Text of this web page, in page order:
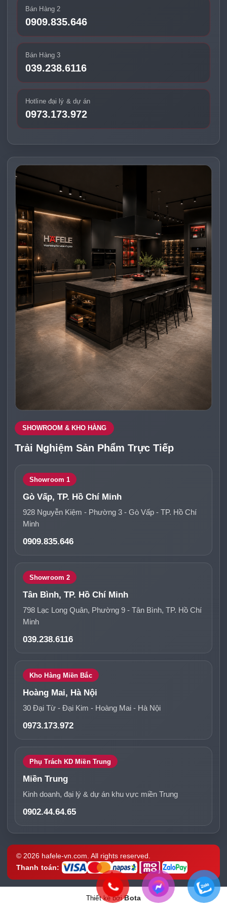
Khách hàng nên đo chiều ngang khu vực lắp máy, chiều
ngang bếp nấu, chiều cao từ mặt bếp đến máy hút mùi, vị trí
ổ điện, trần hoặc tủ bếp phía trên và đường đi ống thoát khí.
Các thông tin này giúp chọn đúng model và tránh phát sinh
lỗi khi lắp đặt.
Bán Hàng 2
0909.835.646
Bán Hàng 3
039.238.6116
Hotline đại lý & dự án
0973.173.972
SHOWROOM & KHO HÀNG
Trải Nghiệm Sản Phẩm Trực Tiếp
Showroom 1
Gò Vấp, TP. Hồ Chí Minh
928 Nguyễn Kiệm - Phường 3 - Gò Vấp - TP. Hồ Chí
Minh
0909.835.646
Showroom 2
Tân Bình, TP. Hồ Chí Minh
798 Lạc Long Quân, Phường 9 - Tân Bình, TP. Hồ Chí
Minh
039.238.6116
Kho Hàng Miền Bắc
Hoàng Mai, Hà Nội
30 Đại Từ - Đại Kim - Hoàng Mai - Hà Nội
0973.173.972
Phụ Trách KD Miền Trung
Miền Trung
Kinh doanh, đại lý & dự án khu vực miền Trung
0902.44.64.65
© 2026 hafele-vn.com. All rights reserved.
Thanh toán:
Thiết kế bởiBota